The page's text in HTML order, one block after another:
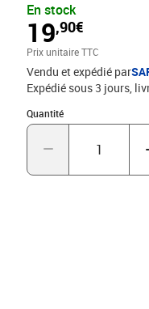
garantie une excellence
En stock
19,90€
Prix unitaire TTC
Vendu et expédié par
Expédié sous 3 jours
Quantité
Quantité : 1